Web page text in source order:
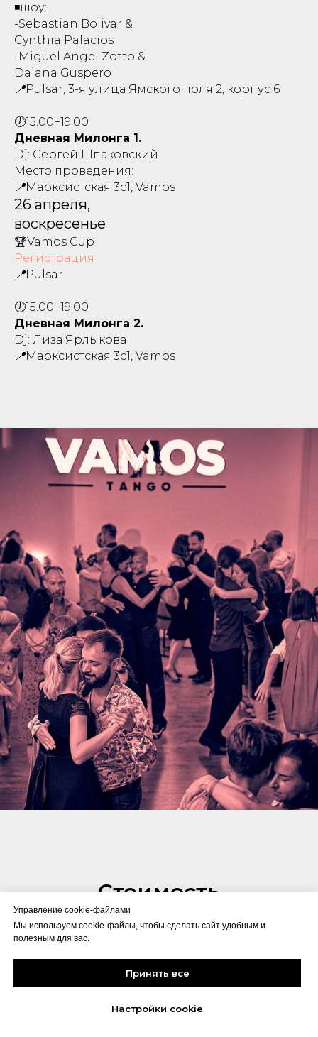
◾️шоу:
-Sebastian Bolivar &
Cynthia Palacios
-Miguel Angel Zotto &
Daiana Guspero
📍Pulsar, 3-я улица Ямского поля 2, корпус 6
🕖15.00−19.00
Дневная Милонга 1.
Dj: Сергей Шпаковский
Место проведения:
📍Марксистская 3с1, Vamos
26 апреля,
воскресенье
🏆Vamos Cup
Регистрация
📍Pulsar
🕖15.00−19.00
Дневная Милонга 2.
Dj: Лиза Ярлыкова
📍Марксистская 3с1, Vamos
Стоимость
Управление cookie-файлами
Мы используем cookie-файлы, чтобы сделать сайт удобным и
полезным для вас.
Принять все
Настройки cookie